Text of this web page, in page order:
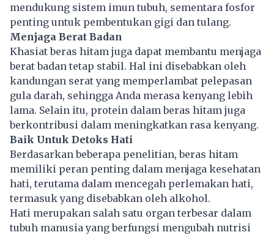
mendukung sistem imun tubuh, sementara fosfor
penting untuk pembentukan gigi dan tulang.
Menjaga Berat Badan
Khasiat beras hitam juga dapat membantu menjaga
berat badan tetap stabil. Hal ini disebabkan oleh
kandungan serat yang memperlambat pelepasan
gula darah, sehingga Anda merasa kenyang lebih
lama. Selain itu, protein dalam beras hitam juga
berkontribusi dalam meningkatkan rasa kenyang.
Baik Untuk Detoks Hati
Berdasarkan beberapa penelitian, beras hitam
memiliki peran penting dalam menjaga kesehatan
hati, terutama dalam mencegah perlemakan hati,
termasuk yang disebabkan oleh alkohol.
Hati merupakan salah satu organ terbesar dalam
tubuh manusia yang berfungsi mengubah nutrisi